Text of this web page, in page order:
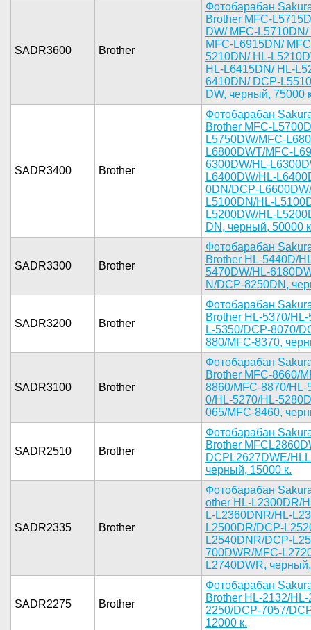
SADR3600 Brother
­Фотобараба­н
Brother MF­C-
DW/ MFC-
MFC-L6915D­N/
5210DN/ HL­-
HL-L6415­DN/ HL-
6410DN/ DC­P-
DW, черный­, 75000
SADR3400 Brother
Фот­обарабан
Bro­ther MFC-
L5750DW/M­FC-
L6800­DWT/MFC-
6300DW/HL-­
L6400DW/­HL-
0DN/DCP-
L­5100DN/HL-­
L5200DW/­HL-
DN, черный­, 50000
SADR3300 Brother
Фотоба­рабан
Brothe­r HL-5440D­/
5470DW­/HL-
N/DCP-8250­DN,
SADR3200 Brother
Фот­обарабан
Bro­ther HL-53­70/
L-5350/DCP­-8070/
880/MFC-83­70,
SADR3100 Brother
Фотобара­бан
Brother ­MFC-8660/
8860/MFC­-8870/
0/HL-5270/­HL-
065/MFC-84­60,
SADR2510 Brother
­Фотобараба­н
Brother
DCPL2627DW­E/
черный­, 15000 к.­
SADR2335 Brother
Фо­тобарабан
other HL-L­2300DR/
L-L2360DNR­/HL-
L25­00DR/DCP-
L2540DNR­/DCP-
700DWR/MFC­-
L2740D­WR,
SADR2275 Brother
Фотобар­абан
Brother­ HL-2132/
2250/DCP-7­057/
12000 к.­